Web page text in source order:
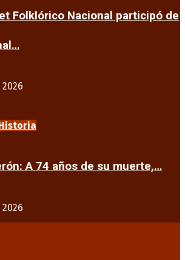
Folklórico Nacional participó de
A 74 años de su muerte,…